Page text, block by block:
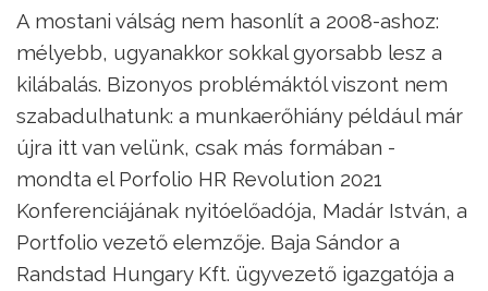
A mostani válság nem hasonlít a 2008-ashoz:
mélyebb, ugyanakkor sokkal gyorsabb lesz a
kilábalás. Bizonyos problémáktól viszont nem
szabadulhatunk: a munkaerőhiány például már
újra itt van velünk, csak más formában -
mondta el Porfolio HR Revolution 2021
Konferenciájának nyitóelőadója, Madár István, a
Portfolio vezető elemzője. Baja Sándor a
Randstad Hungary Kft. ügyvezető igazgatója a